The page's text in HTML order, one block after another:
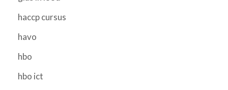
haccp cursus
havo
hbo
hbo ict